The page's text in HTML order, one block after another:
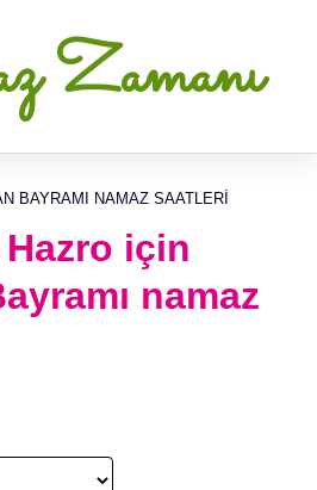
Zamanı
BAYRAMI NAMAZ SAATLERI
Hazro için
namaz